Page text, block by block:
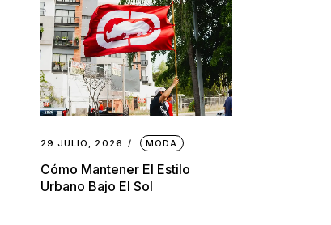
29 JULIO, 2026 MODA
Cómo Mantener El Estilo
Urbano Bajo El Sol